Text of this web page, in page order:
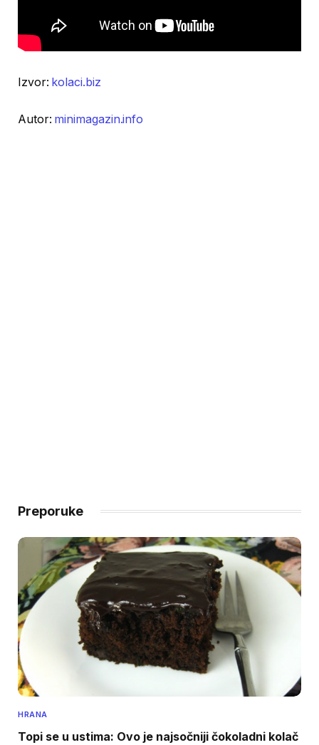
Izvor: kolaci.biz
Autor: minimagazin.info
Preporuke
HRANA
Topi se u ustima: Ovo je najsočniji čokoladni kolač